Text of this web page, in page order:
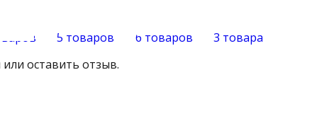
5 товаров 6 товаров
3 товара
оставить отзыв.